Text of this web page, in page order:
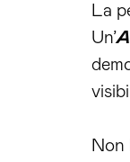
La
Un’
Non